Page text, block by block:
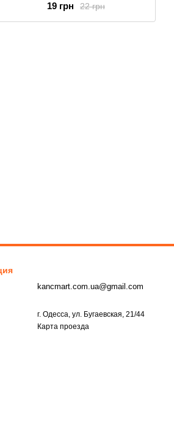
22 грн
19 грн
kancmart.com.ua@gmail.com
г. Одесса, ул. Бугаевская, 21/44
Карта проезда